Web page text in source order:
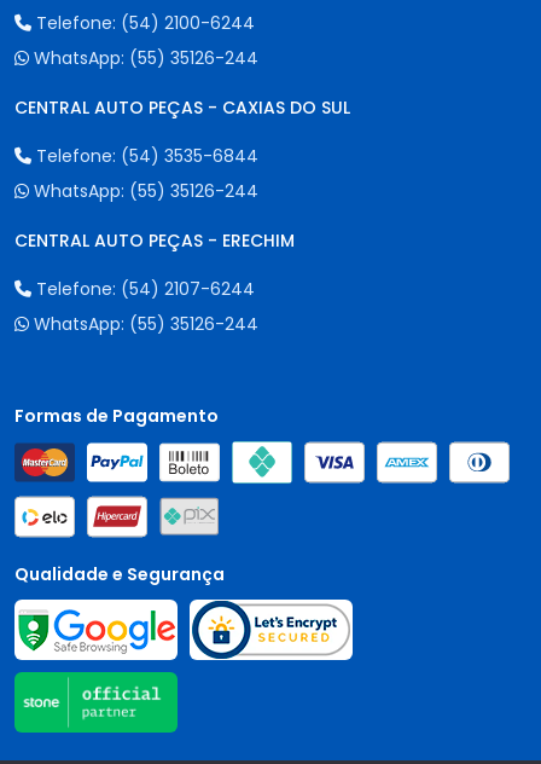
Telefone: (54) 2100-6244
WhatsApp: (55) 35126-244
CENTRAL AUTO PEÇAS - CAXIAS DO SUL
Telefone: (54) 3535-6844
WhatsApp: (55) 35126-244
CENTRAL AUTO PEÇAS - ERECHIM
Telefone: (54) 2107-6244
WhatsApp: (55) 35126-244
Formas de Pagamento
Qualidade e Segurança